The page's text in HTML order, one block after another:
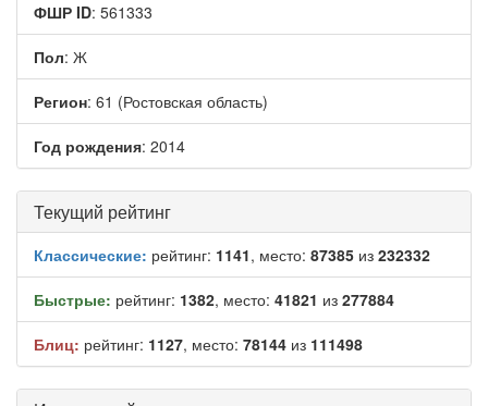
ФШР ID: 561333
Пол: Ж
Регион: 61 (Ростовская область)
Год рождения: 2014
Текущий рейтинг
Классические: рейтинг: 1141, место: 87385 из 232332
Быстрые: рейтинг: 1382, место: 41821 из 277884
Блиц: рейтинг: 1127, место: 78144 из 111498